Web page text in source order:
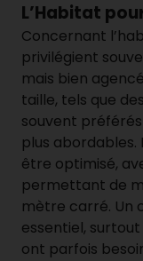
L’Habitat
Concernant
privilégient
mais bien
taille, tels que
souvent
plus abordables.
être optimisé,
permettant de
mètre carré. Un
essentiel,
ont parfois